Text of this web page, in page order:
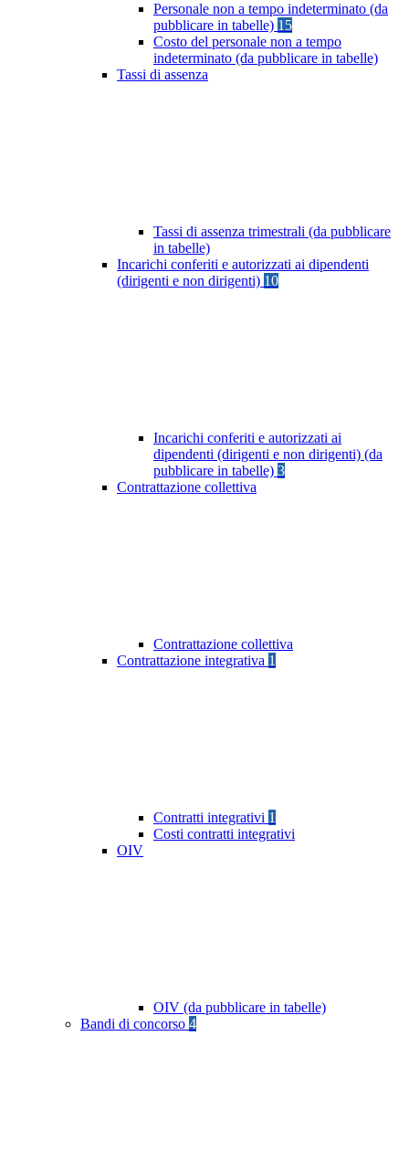
Personale non a tempo indeterminato (da
pubblicare in tabelle) 15
Costo del personale non a tempo
indeterminato (da pubblicare in tabelle)
Tassi di assenza
Tassi di assenza trimestrali (da pubblicare
in tabelle)
Incarichi conferiti e autorizzati ai dipendenti
(dirigenti e non dirigenti) 10
Incarichi conferiti e autorizzati ai
dipendenti (dirigenti e non dirigenti) (da
pubblicare in tabelle) 3
Contrattazione collettiva
Contrattazione collettiva
Contrattazione integrativa 1
Contratti integrativi 1
Costi contratti integrativi
OIV
OIV (da pubblicare in tabelle)
Bandi di concorso 4